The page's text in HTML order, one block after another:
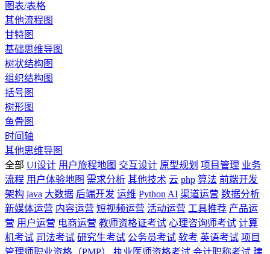
图表/表格
其他流程图
甘特图
基础思维导图
树状结构图
组织结构图
括号图
树形图
鱼骨图
时间轴
其他思维导图
全部 UI设计 用户旅程地图 交互设计 原型规划 项目管理 业务
流程 用户体验地图 需求分析 其他技术 云 php 算法 前端开发
架构 java 大数据 后端开发 运维 Python AI 渠道运营 数据分析
新媒体运营 内容运营 短视频运营 活动运营 工具推荐 产品运
营 用户运营 电商运营 教师资格证考试 心理咨询师考试 计算
机考试 司法考试 研究生考试 公务员考试 软考 英语考试 项目
管理师职业资格（PMP）
执业医师资格考试 会计职称考试 建